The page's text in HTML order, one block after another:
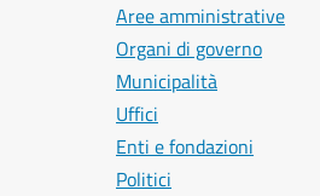
Aree amministrative
Organi di governo
Municipalità
Uffici
Enti e fondazioni
Politici